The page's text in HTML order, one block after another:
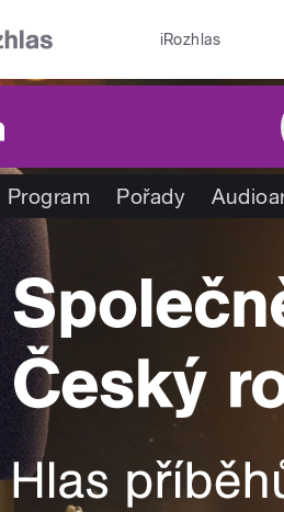
iRozhlas
Program Pořady